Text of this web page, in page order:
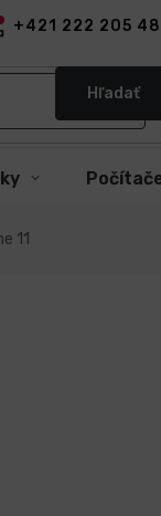
+421 222 205
Hľadať
11